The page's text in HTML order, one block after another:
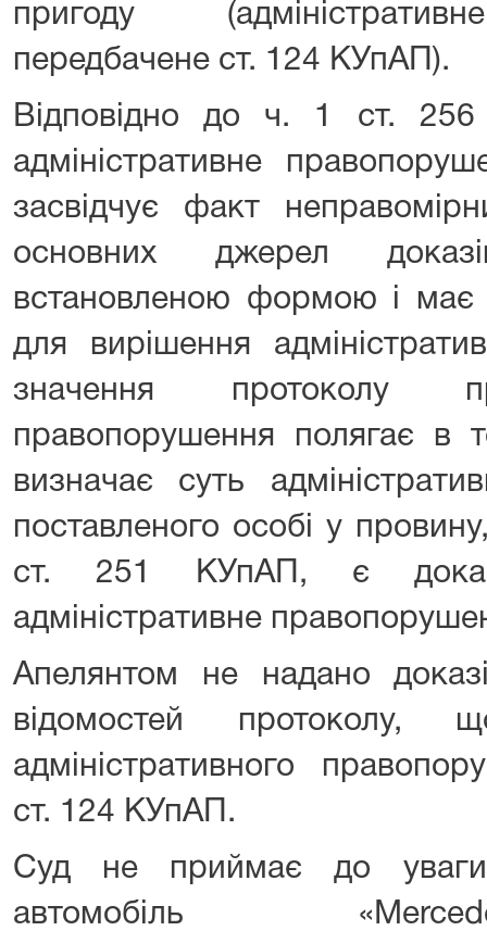
пригоду
передбачене ст. 124 КУпАП).
Відповідно до ч. 1 ст.
адміністративне
засвідчує факт
основних джерел
встановленою формою і має
для вирішення
значення протоколу
правопорушення полягає в
визначає суть
поставленого особі у
ст. 251 КУпАП, є
адміністративне
Апелянтом не надано
відомостей протоколу,
адміністративного
ст. 124 КУпАП.
Суд не приймає до
автомобіль